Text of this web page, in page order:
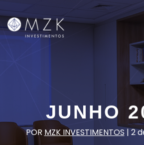
JUNHO
POR MZK INVESTIMENTOS | 2